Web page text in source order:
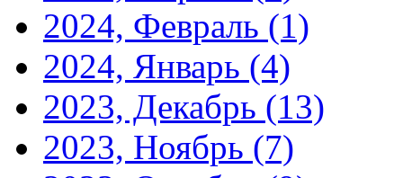
2024, Февраль (1)
2024, Январь (4)
2023, Декабрь (13)
2023, Ноябрь (7)